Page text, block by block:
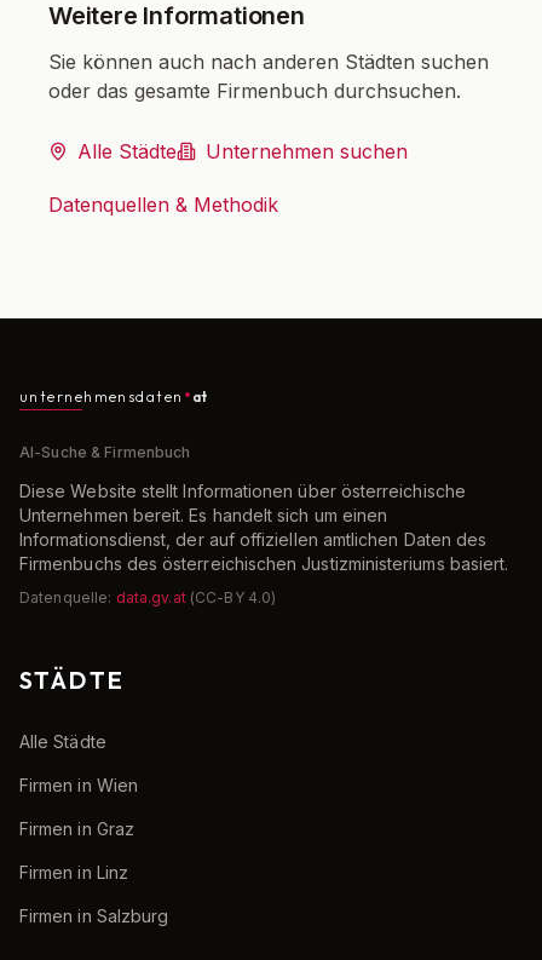
Weitere Informationen
Sie können auch nach anderen Städten suchen
oder das gesamte Firmenbuch durchsuchen.
Alle Städte Unternehmen suchen
Datenquellen & Methodik
unternehmensdaten at
AI-Suche & Firmenbuch
Diese Website stellt Informationen über österreichische
Unternehmen bereit. Es handelt sich um einen
Informationsdienst, der auf offiziellen amtlichen Daten des
Firmenbuchs des österreichischen Justizministeriums basiert.
Datenquelle: data.gv.at (CC-BY 4.0)
STÄDTE
Alle Städte
Firmen in Wien
Firmen in Graz
Firmen in Linz
Firmen in Salzburg